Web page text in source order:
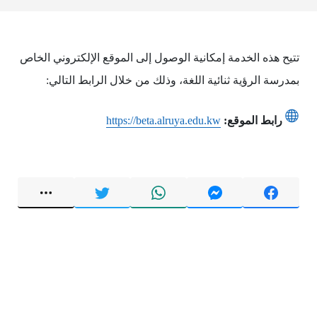
تتيح هذه الخدمة إمكانية الوصول إلى الموقع الإلكتروني الخاص
بمدرسة الرؤية ثنائية اللغة، وذلك من خلال الرابط التالي:
رابط الموقع: https://beta.alruya.edu.kw